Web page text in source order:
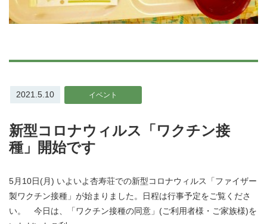
2021.5.10 イベント
新型コロナウィルス「ワクチン接
種」開始です
5月10日(月) いよいよ杏寿荘での新型コロナウィルス「ファイザー
製ワクチン接種」が始まりました。日程は行事予定をご覧くださ
い。 今日は、「ワクチン接種の同意」(ご利用者様・ご家族様)を